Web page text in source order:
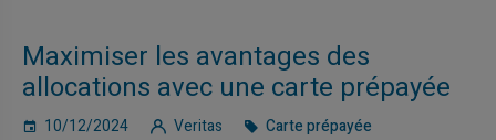
Maximiser les avantages des
allocations avec une carte prépayée
10/12/2024 Veritas Carte prépayée